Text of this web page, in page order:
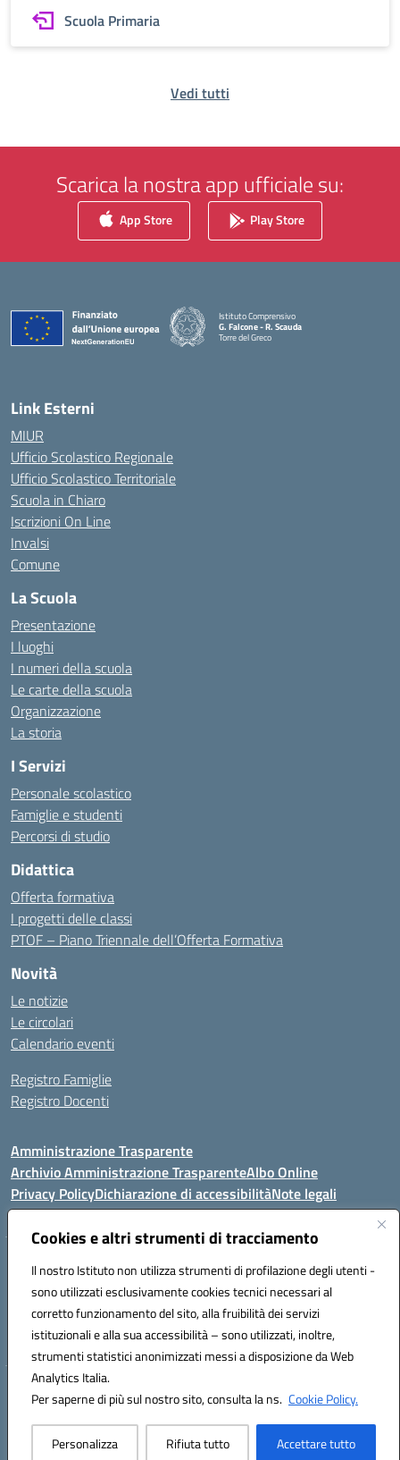
Cookies e altri strumenti di tracciamento
Il nostro Istituto non utilizza strumenti di profilazione degli utenti -
sono utilizzati esclusivamente cookies tecnici necessari al
corretto funzionamento del sito, alla fruibilità dei servizi
istituzionali e alla sua accessibilità – sono utilizzati, inoltre,
strumenti statistici anonimizzati messi a disposizione da Web
Analytics Italia.
Per saperne di più sul nostro sito, consulta la ns. Cookie Policy.
Personalizza Rifiuta tutto Accettare tutto
Scuola Primaria
Vedi tutti
Scarica la nostra app ufficiale su:
App Store Play Store
Istituto Comprensivo
G. Falcone - R. Scauda
Torre del Greco
Link Esterni
MIUR
Ufficio Scolastico Regionale
Ufficio Scolastico Territoriale
Scuola in Chiaro
Iscrizioni On Line
Invalsi
Comune
La Scuola
Presentazione
I luoghi
I numeri della scuola
Le carte della scuola
Organizzazione
La storia
I Servizi
Personale scolastico
Famiglie e studenti
Percorsi di studio
Didattica
Offerta formativa
I progetti delle classi
PTOF – Piano Triennale dell’Offerta Formativa
Novità
Le notizie
Le circolari
Calendario eventi
Registro Famiglie
Registro Docenti
Amministrazione Trasparente
Archivio Amministrazione TrasparenteAlbo Online
Privacy PolicyDichiarazione di accessibilitàNote legali
Istituto Comprensivo Statale
Via Cupa Campanariello, 5 - 80059, Torre del Greco (NA)
Tel. +39 0818834377 - Fax +39 0818834377 - Cod.Fisc. 95170530638
Email: naic8df00a@istruzione.it - PEC: naic8df00a@pec.istruzione.it
Hosting & Powered by 3D Solution S.r.l.
Concept & Design by Designers Italia